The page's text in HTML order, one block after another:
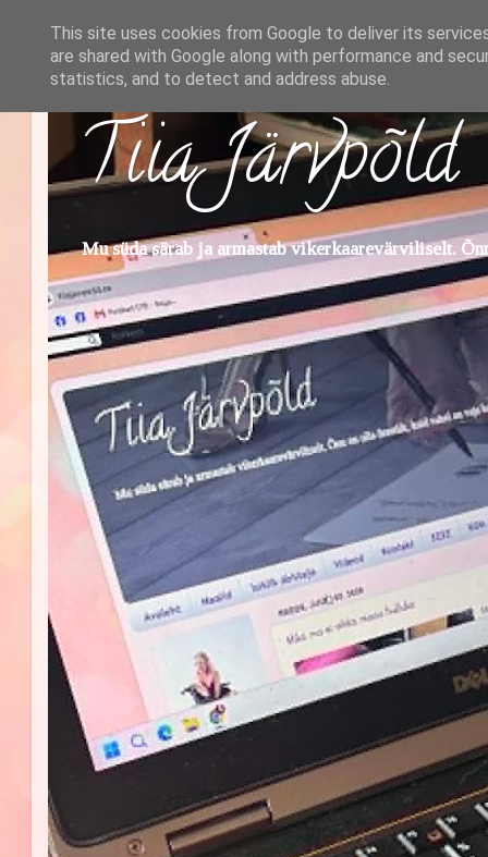
Tiia Järvpõld
Mu süda särab ja armastab vikerkaarevärviliselt.
This site uses cookies from Google to deliver its
are shared with Google along with performance and
statistics, and to detect and address abuse.